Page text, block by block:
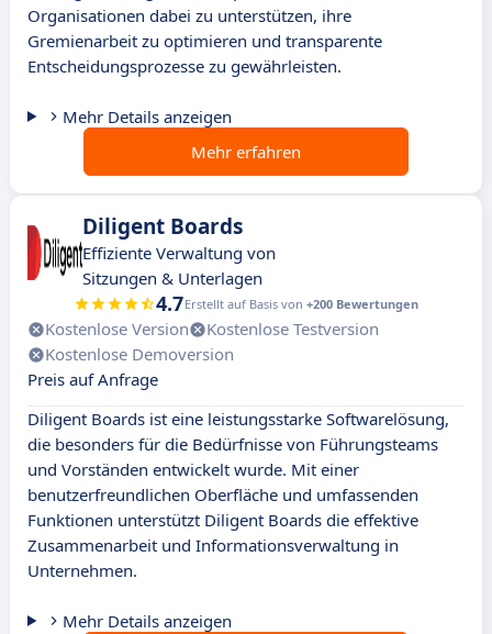
Organisationen dabei zu unterstützen, ihre
Gremienarbeit zu optimieren und transparente
Entscheidungsprozesse zu gewährleisten.
Mehr Details anzeigen
Mehr erfahren
Diligent Boards
Effiziente Verwaltung von
Sitzungen & Unterlagen
4.7Erstellt auf Basis von +200 Bewertungen
Kostenlose Version
Kostenlose Testversion
Kostenlose Demoversion
Preis auf Anfrage
Diligent Boards ist eine leistungsstarke Softwarelösung,
die besonders für die Bedürfnisse von Führungsteams
und Vorständen entwickelt wurde. Mit einer
benutzerfreundlichen Oberfläche und umfassenden
Funktionen unterstützt Diligent Boards die effektive
Zusammenarbeit und Informationsverwaltung in
Unternehmen.
Mehr Details anzeigen